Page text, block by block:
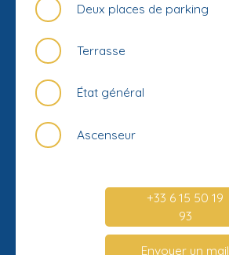
Deux places de parking
Terrasse
État général
Ascenseur
+33 6 15 50 19
93
Envoyer un mail